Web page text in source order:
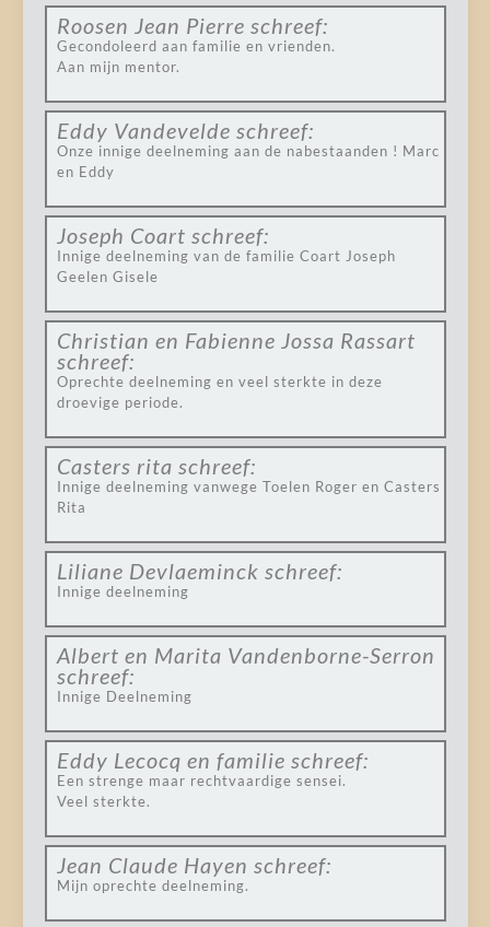
Roosen Jean Pierre schreef:
Gecondoleerd aan familie en vrienden.
Aan mijn mentor.
Eddy Vandevelde schreef:
Onze innige deelneming aan de nabestaanden ! Marc
en Eddy
Joseph Coart schreef:
Innige deelneming van de familie Coart Joseph
Geelen Gisele
Christian en Fabienne Jossa Rassart
schreef:
Oprechte deelneming en veel sterkte in deze
droevige periode.
Casters rita schreef:
Innige deelneming vanwege Toelen Roger en Casters
Rita
Liliane Devlaeminck schreef:
Innige deelneming
Albert en Marita Vandenborne-Serron
schreef:
Innige Deelneming
Eddy Lecocq en familie schreef:
Een strenge maar rechtvaardige sensei.
Veel sterkte.
Jean Claude Hayen schreef:
Mijn oprechte deelneming.